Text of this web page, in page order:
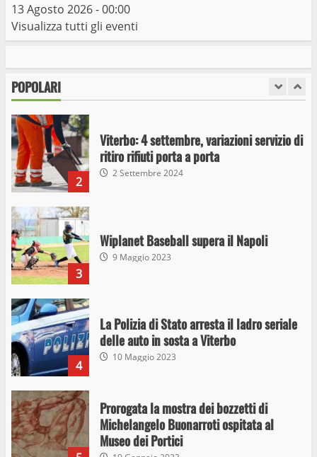
13 Agosto 2026 - 00:00
Visualizza tutti gli eventi
POPOLARI
ritiro rifiuti porta a porta
3
Wiplanet Baseball supera il Napoli
9 Maggio 2023
4
La Polizia di Stato arresta il ladro seriale
delle auto in sosta a Viterbo
10 Maggio 2023
5
Prorogata la mostra dei bozzetti di
Michelangelo Buonarroti ospitata al
Museo dei Portici
19 Gennaio 2023
Trasporto pubblico locale, trasferimento
capolinea al terminal Riello dal 15 al 17
giugno